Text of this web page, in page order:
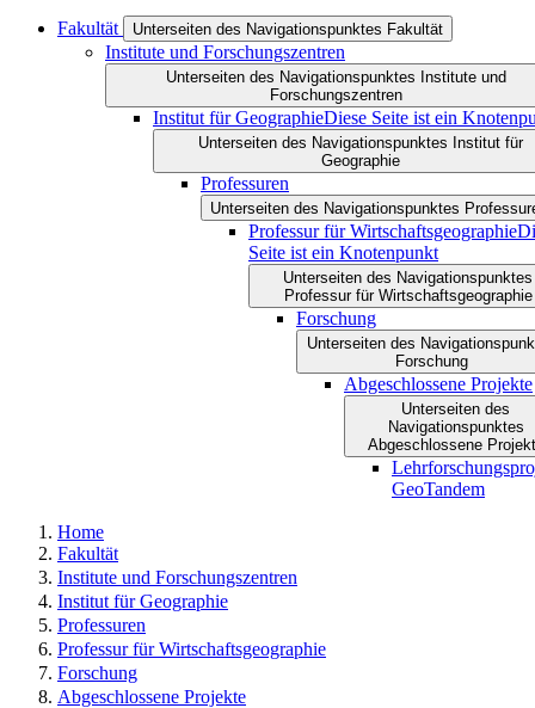
Fakultät Unterseiten des Navigationspunktes Fakultät
Institute und Forschungszentren
Unterseiten des Navigationspunktes Institute und
Forschungszentren
Institut für GeographieDiese Seite ist ein
Unterseiten des Navigationspunktes Institut für
Geographie
Professuren
Unterseiten des Navigationspunktes
Professur für Wirtschaftsgeographie
Seite ist ein Knotenpunkt
Unterseiten des Navigationspunktes
Professur für Wirtschaftsgeographie
Forschung
Unterseiten des
Forschung
Abgeschlossene Projekte
Unterseiten des
Navigationspunktes
Abgeschlossene
GeoTandem
Home
Fakultät
Institute und Forschungszentren
Institut für Geographie
Professuren
Professur für Wirtschaftsgeographie
Forschung
Abgeschlossene Projekte